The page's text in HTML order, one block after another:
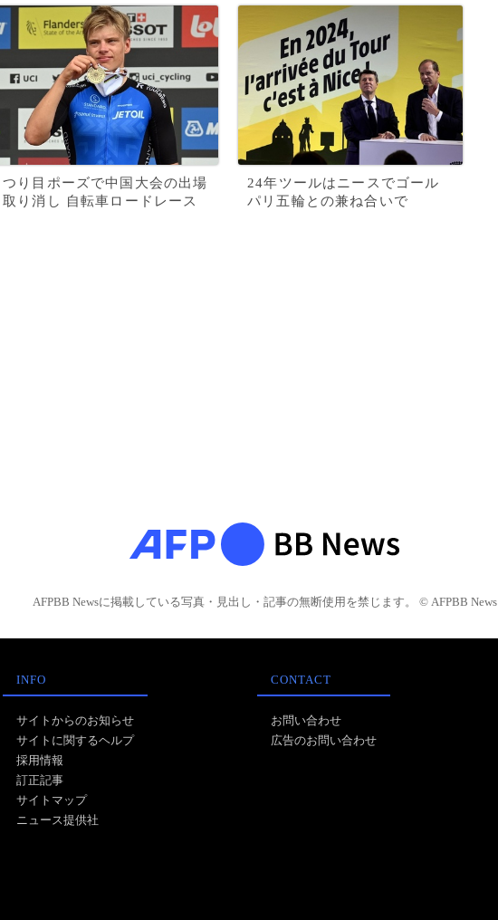
つり目ポーズで中国大会の出場
取り消し 自転車ロードレース
24年ツールはニースでゴール
パリ五輪との兼ね合いで
AFPBB Newsに掲載している写真・見出し・記事の無断使用を禁じます。 © AFPBB News
INFO
サイトからのお知らせ
サイトに関するヘルプ
採用情報
訂正記事
サイトマップ
ニュース提供社
CONTACT
お問い合わせ
広告のお問い合わせ